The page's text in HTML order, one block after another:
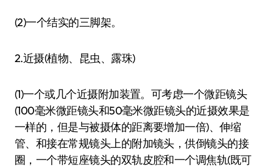
(2)一个结实的三脚架。
2.近摄(植物、昆虫、露珠)
(1)一个或几个近摄附加装置。可考虑一个微距镜头
(100毫米微距镜头和50毫米微距镜头的近摄效果是
一样的，但是与被摄体的距离要增加一倍)、伸缩
管、和接在常规镜头上的附加镜头，供倒镜头的接
圈，一个带短座镜头的双轨皮腔和一个调焦轨(既可